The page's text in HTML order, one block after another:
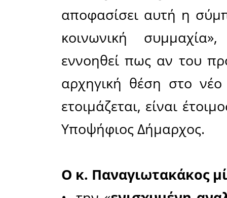
εκλογών».
ίδιος
ότι οι